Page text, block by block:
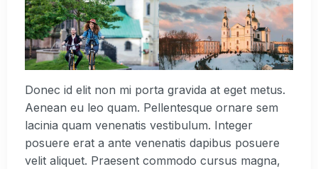
Donec id elit non mi porta gravida at eget metus.
Aenean eu leo quam. Pellentesque ornare sem
lacinia quam venenatis vestibulum. Integer
posuere erat a ante venenatis dapibus posuere
velit aliquet. Praesent commodo cursus magna,